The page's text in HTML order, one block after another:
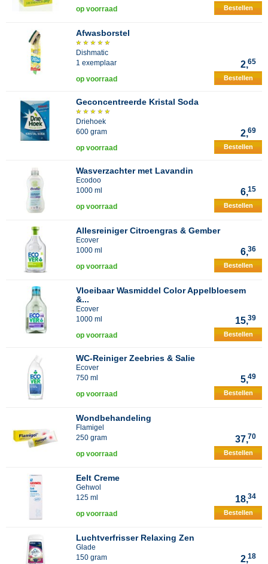
op voorraad Bestellen
Afwasborstel
Dishmatic
1 exemplaar
2,65
op voorraad Bestellen
Geconcentreerde Kristal Soda
Driehoek
600 gram
2,69
op voorraad Bestellen
Wasverzachter met Lavandin
Ecodoo
1000 ml
6,15
op voorraad Bestellen
Allesreiniger Citroengras & Gember
Ecover
1000 ml
6,36
op voorraad Bestellen
Vloeibaar Wasmiddel Color Appelbloesem
&...
Ecover
1000 ml
15,39
op voorraad Bestellen
WC-Reiniger Zeebries & Salie
Ecover
750 ml
5,49
op voorraad Bestellen
Wondbehandeling
Flamigel
250 gram
37,70
op voorraad Bestellen
Eelt Creme
Gehwol
125 ml
18,34
op voorraad Bestellen
Luchtverfrisser Relaxing Zen
Glade
150 gram
2,18